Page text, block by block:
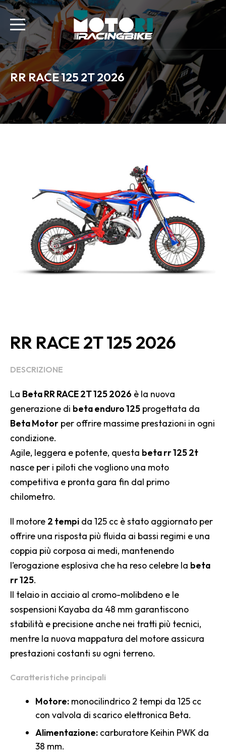
RR RACE 125 2T 2026
RR RACE 2T 125 2026
DESCRIZIONE
La Beta RR RACE 2T 125 2026 è la nuova
generazione di beta enduro 125 progettata da
Beta Motor per offrire massime prestazioni in ogni
condizione.
Agile, leggera e potente, questa beta rr 125 2t
nasce per i piloti che vogliono una moto
competitiva e pronta gara fin dal primo
chilometro.
Il motore 2 tempi da 125 cc è stato aggiornato per
offrire una risposta più fluida ai bassi regimi e una
coppia più corposa ai medi, mantenendo
l’erogazione esplosiva che ha reso celebre la beta
rr 125.
Il telaio in acciaio al cromo-molibdeno e le
sospensioni Kayaba da 48 mm garantiscono
stabilità e precisione anche nei tratti più tecnici,
mentre la nuova mappatura del motore assicura
prestazioni costanti su ogni terreno.
Caratteristiche principali
Motore: monocilindrico 2 tempi da 125 cc
con valvola di scarico elettronica Beta.
Alimentazione: carburatore Keihin PWK da
38 mm.